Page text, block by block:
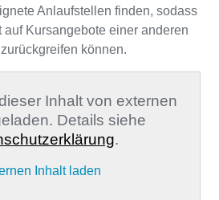
Anlaufstellen finden, sodass
auf Kursangebote einer anderen
können.
Inhalt von externen
Details siehe
.
Inhalt laden